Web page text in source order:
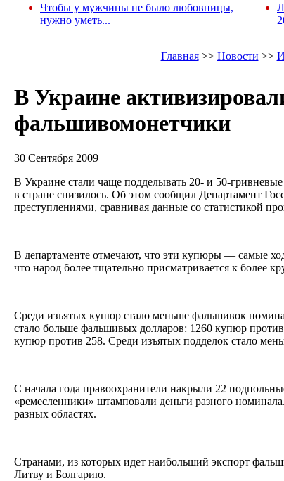
Чтобы у мужчины не было любовницы,
нужно уметь...
Главная>> Новости >>
В Украине
фальшивомонетчики
30 Сентября 2009
В Украине стали чаще подделывать 20- и 50-
в стране снизилось. Об этом сообщил Департамент
преступлениями, сравнивая данные со статистикой
В департаменте отмечают, что эти купюры — самые
что народ более тщательно присматривается к более
Среди изъятых купюр стало меньше фальшивок
стало больше фальшивых долларов: 1260 купюр
купюр против 258. Среди изъятых подделок стало
С начала года правоохранители накрыли 22
«ремесленники» штамповали деньги разного
разных областях.
Странами, из которых идет наибольший экспорт
Литву и Болгарию.